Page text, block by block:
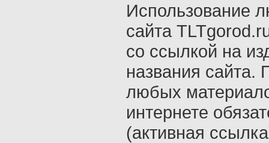
Использование
сайта
со ссылкой на
названия сайта.
любых
интернете
(активная